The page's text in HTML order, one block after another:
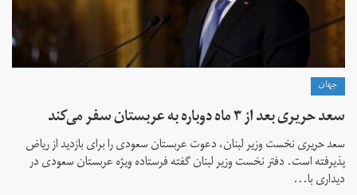
جهان
سعد حریری بعد از ۳ ماه دوباره به عربستان سفر می‌کند
سعد حریری نخست وزیر لبنان، دعوت عربستان سعودی را برای بازدید از ریاض
پذیرفته است. دفتر نخست وزیر لبنان گفته فرستاده ویژه عربستان سعودی در
دیداری با...